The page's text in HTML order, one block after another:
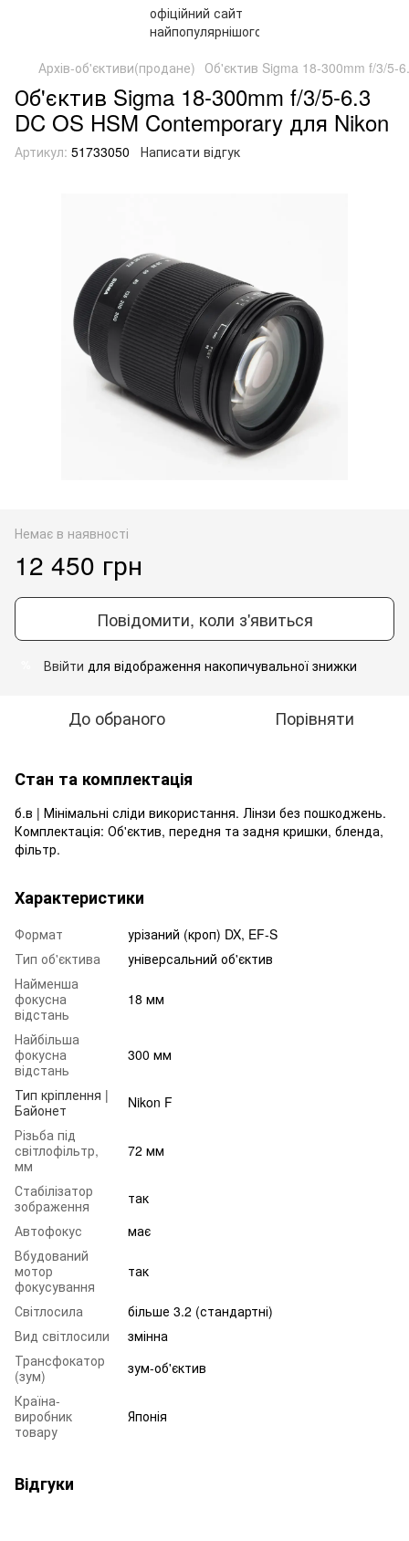
Архів-об'єктиви(продане) Об'єктив Sigma 18-300mm f/3/5-
Об'єктив Sigma 18-300mm f/3/5-6.3
DC OS HSM Contemporary для Nikon
Артикул: 51733050 Написати відгук
Немає в наявності
12 450 грн
Повідомити, коли з'явиться
Ввійти для відображення накопичувальної знижки
До обраного Порівняти
Стан та комплектація
б.в | Мінімальні сліди використання. Лінзи без пошкоджень.
Комплектація: Об'єктив, передня та задня кришки, бленда,
фільтр.
Характеристики
Формат
урізаний (кроп) DX, EF-S
Тип об'єктива
універсальний об'єктив
Найменша
фокусна
відстань
18 мм
Найбільша
фокусна
відстань
300 мм
Тип кріплення |
Байонет
Nikon F
Різьба під
світлофільтр,
мм
72 мм
Стабілізатор
зображення
так
Автофокус
має
Вбудований
мотор
фокусування
так
Світлосила
більше 3.2 (стандартні)
Вид світлосили
змінна
Трансфокатор
(зум)
зум-об'єктив
Країна-
виробник
товару
Японія
Відгуки